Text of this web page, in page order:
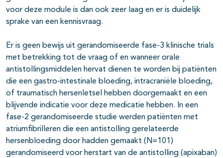
voor deze module is dan ook zeer laag en er is duidelijk
sprake van een kennisvraag.
Er is geen bewijs uit gerandomiseerde fase-3 klinische trials
met betrekking tot de vraag of en wanneer orale
antistollingsmiddelen hervat dienen te worden bij patiënten
die een gastro-intestinale bloeding, intracraniële bloeding,
of traumatisch hersenletsel hebben doorgemaakt en een
blijvende indicatie voor deze medicatie hebben. In een
fase-2 gerandomiseerde studie werden patiënten met
atriumfibrilleren die een antistolling gerelateerde
hersenbloeding door hadden gemaakt (N=101)
gerandomiseerd voor herstart van de antistolling (apixaban)